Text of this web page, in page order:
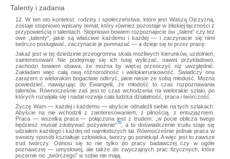
Talenty i zadania
12. W ten oto kontekst: rodziny i społeczeństwa, które jest Waszą Ojczyzną,
zostaje stopniowo wpisany temat, który również pozostaje w bliskiej łączności z
przypowieścią o talentach. Stopniowo bowiem rozpoznajecie ów „talent” czy też
owe „talenty”, jakie są właściwe każdemu i każdej — i zaczynacie się nimi
twórczo posługiwać, zaczynacie je pomnażać — a dzieje się to przez pracę.
Jakaż jest w tej dziedzinie przeogromna skala możliwych kierunków, uzdolnień,
zainteresowań! Nie podejmuję się ich tutaj wyliczać, nawet przykładowo,
zachodzi bowiem obawa, że można by więcej przeoczyć niż uwzględnić.
Zakładam więc całą ową różnorodność i wielokierunkowość. Świadczy ona
zarazem o wielorakim bogactwie odkryć, jakie niesie ze sobą młodość. Można
powiedzieć, nawiązując do Ewangelii, że młodość to czas rozpoznawania
talentów. Równocześnie zaś jest to czas wchodzenia na wielorakie szlaki, po
których rozwijała się i nadal rozwija cała ludzka działalność, praca i twórczość.
Życzę Wam — każdej i każdemu — abyście odnaleźli siebie na tych szlakach.
Abyście na nie wchodzili z zainteresowaniem, z pilnością, z entuzjazmem.
Praca — wszelka praca — połączona jest z trudem: „w pocie oblicza twego
będziesz musiał zdobywać pożywienie”70, a to doświadczenie trudu staje się
udziałem każdego i każdej od najmłodszych lat. Równocześnie jednak praca w
swoisty sposób kształtuje człowieka, tworzy go poniekąd. A więc jest to zawsze
trud twórczy. Odnosi się to nie tylko do pracy badawczej czy w ogóle
poznawczej — umysłowej, ale także do zwyczajnych prac fizycznych, które
pozornie nic „twórczego” w sobie nie mają.